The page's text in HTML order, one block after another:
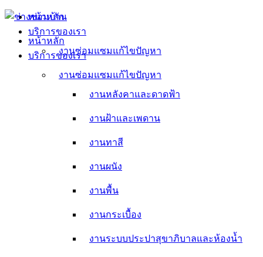
Skip
content
หน้าหลัก
บริการของเรา
งานซ่อมแซมแก้ไขปัญหา
งานหลังคาและดาดฟ้า
งานฝ้าและเพดาน
งานทาสี
งานผนัง
งานพื้น
งานกระเบื้อง
งานระบบประปาสุขาภิบาลและห้องน้ำ
หน้าหลัก
บริการของเรา
งานซ่อมแซมแก้ไขปัญหา
งานหลังคาและดาดฟ้า
งานฝ้าและเพดาน
งานทาสี
งานผนัง
งานพื้น
งานกระเบื้อง
งานระบบประปาสุขาภิบาลและห้องน้ำ
งานระบบไฟฟ้า